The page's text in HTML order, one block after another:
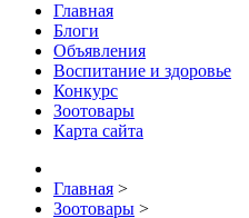
Главная
Блоги
Объявления
Воспитание и здоровье
Конкурс
Зоотовары
Карта сайта
Главная >
Зоотовары >